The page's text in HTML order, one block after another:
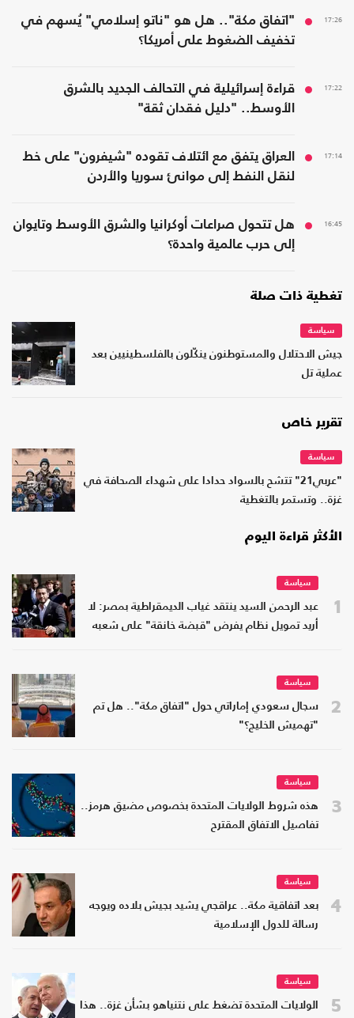
17:26
"اتفاق مكة".. هل هو "ناتو إسلامي" يُسهم في
تخفيف الضغوط على أمريكا؟
17:22
قراءة إسرائيلية في التحالف الجديد بالشرق
الأوسط.. "دليل فقدان ثقة"
17:14
العراق يتفق مع ائتلاف تقوده "شيفرون" على خط
لنقل النفط إلى موانئ سوريا والأردن
16:45
هل تتحول صراعات أوكرانيا والشرق الأوسط وتايوان
إلى حرب عالمية واحدة؟
تغطية ذات صلة
سياسة
جيش الاحتلال والمستوطنون ينكّلون بالفلسطينيين بعد
عملية تل
تقرير خاص
سياسة
"عربي21" تتشح بالسواد حدادا على شهداء الصحافة في
غزة.. وتستمر بالتغطية
الأكثر قراءة اليوم
1
سياسة
عبد الرحمن السيد ينتقد غياب الديمقراطية بمصر: لا
أريد تمويل نظام يفرض "قبضة خانقة" على شعبه
2
سياسة
سجال سعودي إماراتي حول "اتفاق مكة".. هل تم
"تهميش الخليج؟"
3
سياسة
هذه شروط الولايات المتحدة بخصوص مضيق هرمز..
تفاصيل الاتفاق المقترح
4
سياسة
بعد اتفاقية مكة.. عراقجي يشيد بجيش بلاده ويوجه
رسالة للدول الإسلامية
5
سياسة
الولايات المتحدة تضغط على نتنياهو بشأن غزة.. هذا